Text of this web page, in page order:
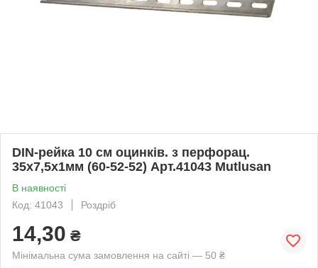
DIN-рейка 10 см оцинків. з перфорац.
35х7,5х1мм (60-52-52) Арт.41043 Mutlusan
В наявності
Код: 41043
Роздріб
14,30 ₴
Мінімальна сума замовлення на сайті — 50 ₴